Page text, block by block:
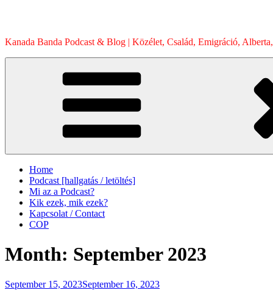
Kanada Banda Podcast & Blog | Közélet, Család, Emigráció,
Home
Podcast [hallgatás / letöltés]
Mi az a Podcast?
Kik ezek, mik ezek?
Kapcsolat / Contact
COP
Month: September 2023
Posted
September 15, 2023September 16, 2023